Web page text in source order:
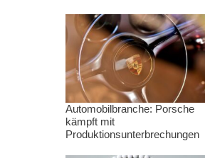
Automobilbranche: Porsche
kämpft mit
Produktionsunterbrechungen